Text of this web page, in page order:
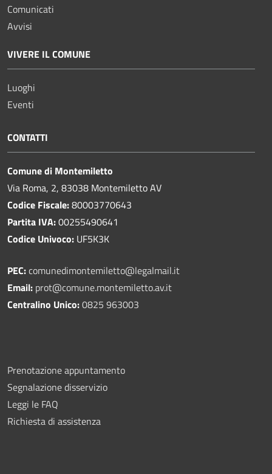
Comunicati
Avvisi
VIVERE IL COMUNE
Luoghi
Eventi
CONTATTI
Comune di Montemiletto
Via Roma, 2, 83038 Montemiletto AV
Codice Fiscale:80003770643
Partita IVA:00255490641
Codice Univoco: UF5K3K
PEC:comunedimontemiletto@legalmail.it
Email: prot@comune.montemiletto.av.it
Centralino Unico:0825 963003
Prenotazione appuntamento
Segnalazione disservizio
Leggi le FAQ
Richiesta di assistenza